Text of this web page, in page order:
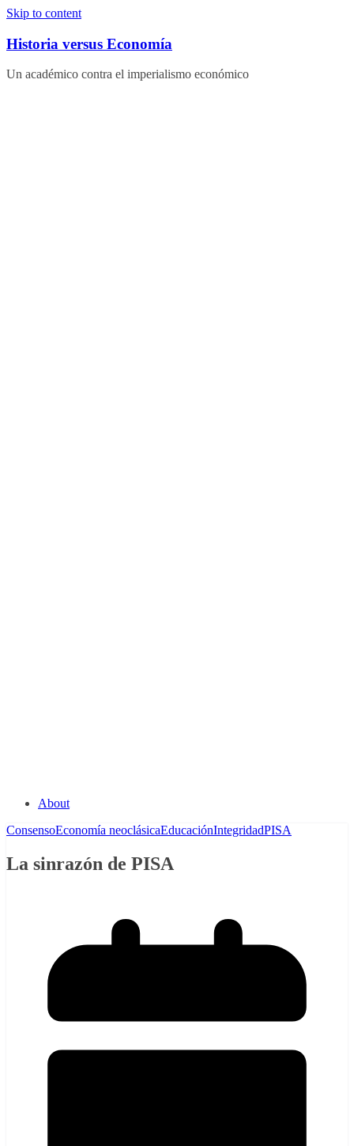
Skip to content
Historia versus Economía
Un académico contra el imperialismo económico
About
ConsensoEconomía neoclásicaEducaciónIntegridadPISA
La sinrazón de PISA